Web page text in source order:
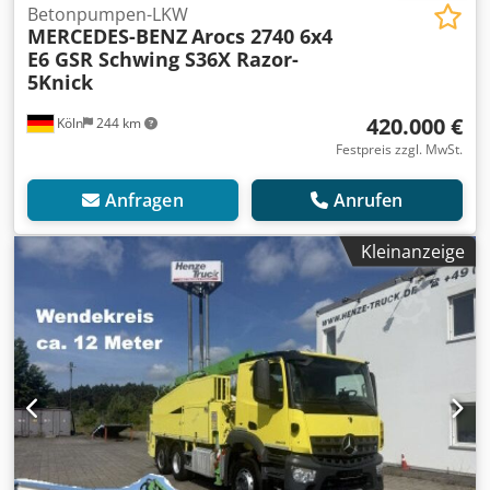
Köln 244 km
Betonpumpen-LKW
MERCEDES-BENZArocs 2740 6x4
E6 GSR Schwing S36X Razor-
5Knick
420.000 €
Festpreis zzgl. MwSt.
Anfragen Anrufen
Kleinanzeige